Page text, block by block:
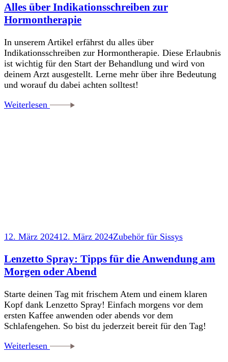
Alles über Indikationsschreiben zur
Hormontherapie
In unserem Artikel erfährst du alles über
Indikationsschreiben zur Hormontherapie. Diese Erlaubnis
ist wichtig für den Start der Behandlung und wird von
deinem Arzt ausgestellt. Lerne mehr über ihre Bedeutung
und worauf du dabei achten solltest!
Weiterlesen
12. März 202412. März 2024Zubehör für Sissys
Lenzetto Spray: Tipps für die Anwendung am
Morgen oder Abend
Starte deinen Tag mit frischem Atem und einem klaren
Kopf dank Lenzetto Spray! Einfach morgens vor dem
ersten Kaffee anwenden oder abends vor dem
Schlafengehen. So bist du jederzeit bereit für den Tag!
Weiterlesen